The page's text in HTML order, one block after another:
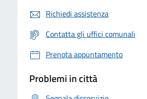
Richiedi assistenza
Contatta gli uffici comunali
Prenota appuntamento
Problemi in città